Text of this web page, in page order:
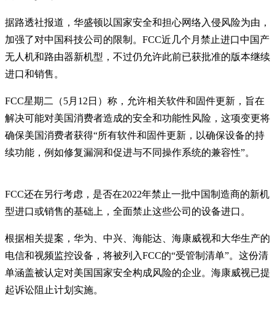
据路透社报道，华盛顿以国家安全和担心网络入侵风险为由，
加强了对中国科技公司的限制。FCC近几个月禁止进口中国产
无人机和路由器新机型，不过仍允许此前已获批准的版本继续
进口和销售。
FCC星期二（5月12日）称，允许相关软件和固件更新，旨在
解决可能对美国消费者造成的安全和功能性风险，这项变更将
确保美国消费者获得“所有软件和固件更新，以确保设备的持
续功能，例如修复漏洞和促进与不同操作系统的兼容性”。
FCC还在另行考虑，是否在2022年禁止一批中国制造商的新机
型进口或销售的基础上，全面禁止这些公司的设备进口。
根据相关提案，华为、中兴、海能达、海康威视和大华生产的
电信和视频监控设备，将被列入FCC的“受管制清单”。这份清
单涵盖被认定对美国国家安全构成风险的企业。海康威视已提
起诉讼阻止计划实施。